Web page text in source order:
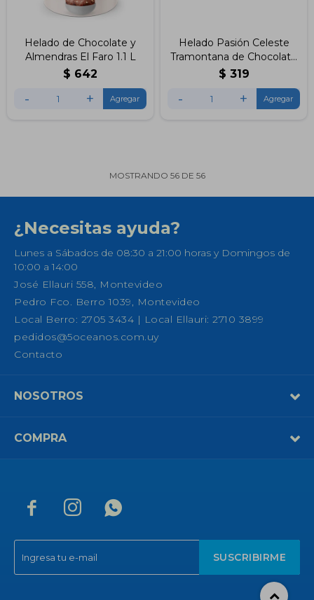
Helado de Chocolate y
Almendras El Faro 1.1 L
$ 642
- +
Helado Pasión Celeste
Tramontana de Chocolate
y Vainilla 1Lt Conaprole
$ 319
- +
MOSTRANDO 56DE 56
  
SUSCRIBIRME
¿Necesitas ayuda?
Lunes a Sábados de 08:30 a 21:00 horas y Domingos de
10:00 a 14:00
José Ellauri 558, Montevideo
Pedro Fco. Berro 1039, Montevideo
Local Berro: 2705 3434 | Local Ellauri: 2710 3899
pedidos@5oceanos.com.uy
Contacto
NOSOTROS
COMPRA